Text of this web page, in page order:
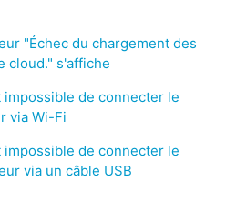
"Échec du chargement des
cloud." s'affiche
impossible de connecter le
via Wi-Fi
impossible de connecter le
via un câble USB